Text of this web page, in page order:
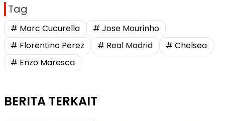
Tag
# Marc Cucurella
# Jose Mourinho
# Florentino Perez
# Real Madrid
# Chelsea
# Enzo Maresca
BERITA TERKAIT